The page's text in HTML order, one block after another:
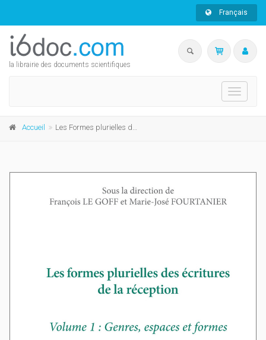
Français
la librairie des documents scientifiques
Toggle
Accueil Les Formes plurielles des écritures de la réception